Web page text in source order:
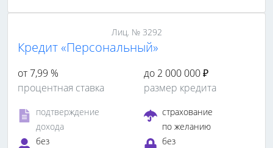
Лиц. № 3292
Кредит «Персональный»
от 7,99 %
процентная ставка
до 2 000 000 ₽
размер кредита
подтверждение
дохода
страхование
по желанию
без
без